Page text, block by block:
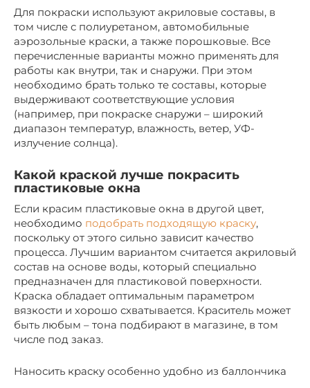
Для покраски используют акриловые составы, в
том числе с полиуретаном, автомобильные
аэрозольные краски, а также порошковые. Все
перечисленные варианты можно применять для
работы как внутри, так и снаружи. При этом
необходимо брать только те составы, которые
выдерживают соответствующие условия
(например, при покраске снаружи – широкий
диапазон температур, влажность, ветер, УФ-
излучение солнца).
Какой краской лучше покрасить
пластиковые окна
Если красим пластиковые окна в другой цвет,
необходимо подобрать подходящую краску,
поскольку от этого сильно зависит качество
процесса. Лучшим вариантом считается акриловый
состав на основе воды, который специально
предназначен для пластиковой поверхности.
Краска обладает оптимальным параметром
вязкости и хорошо схватывается. Краситель может
быть любым – тона подбирают в магазине, в том
числе под заказ.
Наносить краску особенно удобно из баллончика